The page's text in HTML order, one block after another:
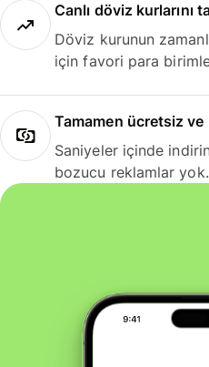
Canlı döviz kurlarını
Döviz kurunun
için favori para
Tamamen ücretsiz ve
Saniyeler içinde
bozucu reklamlar yok.